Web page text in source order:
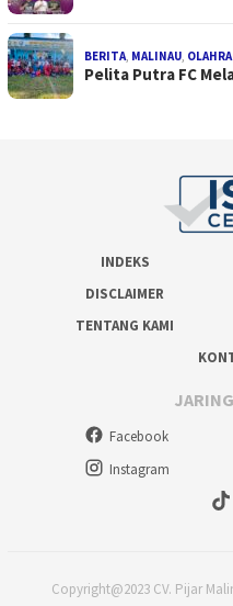
BERITA, MALINAU,
Pelita Putra FC
INDEKS
DISCLAIMER
TENTANG KAMI
Facebook
Instagram
Copyright@2023 CV. Pijar